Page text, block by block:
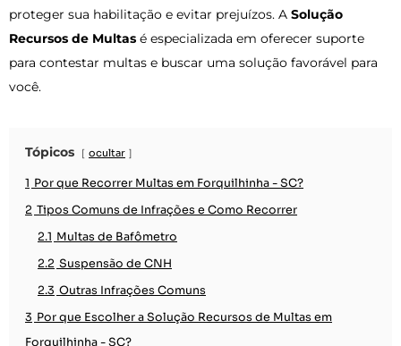
proteger sua habilitação e evitar prejuízos. A Solução
Recursos de Multas é especializada em oferecer suporte
para contestar multas e buscar uma solução favorável para
você.
Tópicos ocultar
1 Por que Recorrer Multas em Forquilhinha - SC?
2 Tipos Comuns de Infrações e Como Recorrer
2.1 Multas de Bafômetro
2.2 Suspensão de CNH
2.3 Outras Infrações Comuns
3 Por que Escolher a Solução Recursos de Multas em
Forquilhinha - SC?